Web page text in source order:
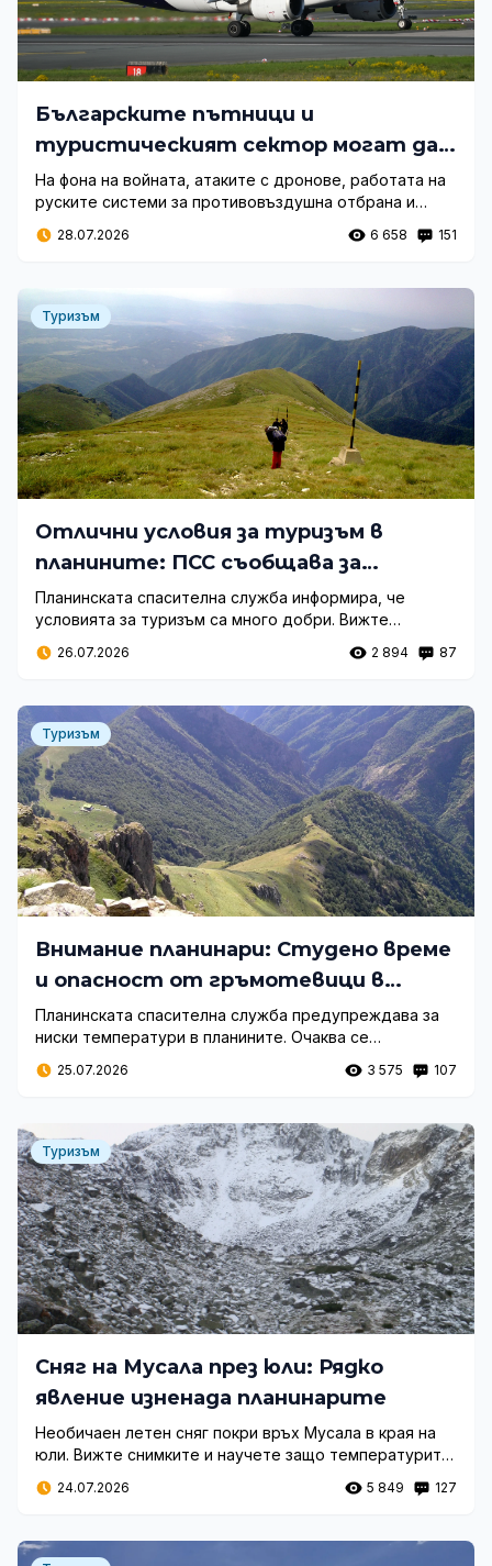
Българските пътници и
туристическият сектор могат да
се сблъскат с нови затруднения при
планирането на пътувания,
свързани с Русия.
На фона на войната, атаките с дронове, работата на
руските системи за противовъздушна отбрана и
периодичните ограничения на летищата въпросът за
безопасността на полетите към руското
28.07.2026 6 658 151
Туризъм
Отлични условия за туризъм в
планините: ПСС съобщава за
времето
Планинската спасителна служба информира, че
условията за туризъм са много добри. Вижте
актуалните температури, състоянието на лифтовете
и подробности за спасителна акция.
26.07.2026 2 894 87
Туризъм
Внимание планинари: Студено време
и опасност от гръмотевици в
планините
Планинската спасителна служба предупреждава за
ниски температури в планините. Очаква се
променлива облачност и краткотрайни валежи с
гръмотевици следобед.
25.07.2026 3 575 107
Туризъм
Сняг на Мусала през юли: Рядко
явление изненада планинарите
Необичаен летен сняг покри връх Мусала в края на
юли. Вижте снимките и научете защо температурите
рязко паднаха в най-високите части на Рила.
24.07.2026 5 849 127